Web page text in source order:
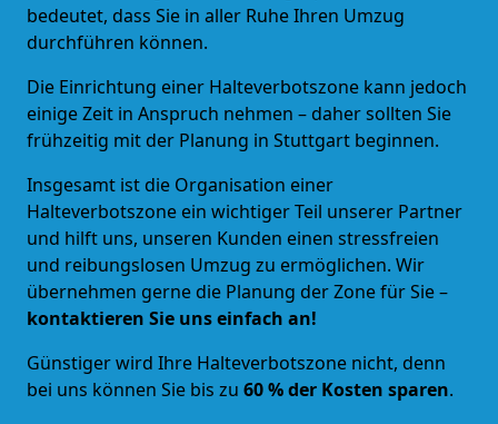
bedeutet, dass Sie in aller Ruhe Ihren Umzug
durchführen können.
Die Einrichtung einer Halteverbotszone kann jedoch
einige Zeit in Anspruch nehmen – daher sollten Sie
frühzeitig mit der Planung in Stuttgart beginnen.
Insgesamt ist die Organisation einer
Halteverbotszone ein wichtiger Teil unserer Partner
und hilft uns, unseren Kunden einen stressfreien
und reibungslosen Umzug zu ermöglichen. Wir
übernehmen gerne die Planung der Zone für Sie –
kontaktieren Sie uns einfach an!
Günstiger wird Ihre Halteverbotszone nicht, denn
bei uns können Sie bis zu 60 % der Kosten sparen.